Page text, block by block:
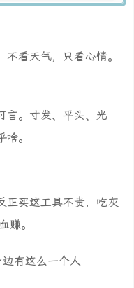
看天气，只看心情。
言。寸发、平头、光
。
正买这工具不贵，吃灰
赚。
有这么一个人